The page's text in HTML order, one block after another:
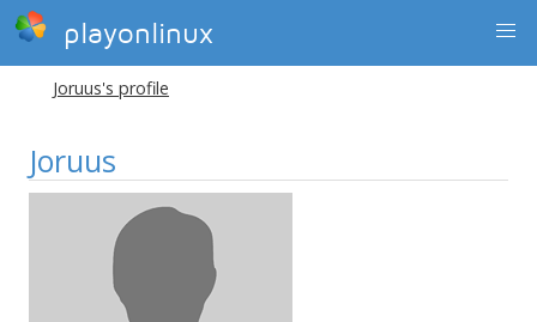
playonlinux
Joruus's profile
Joruus